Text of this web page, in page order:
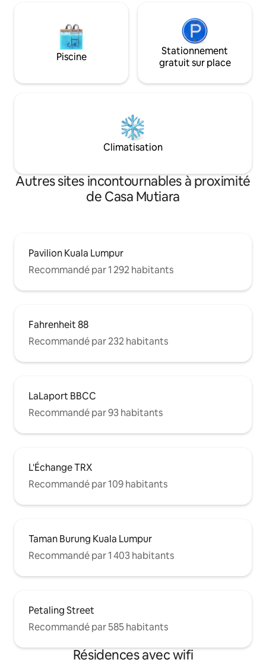
Piscine
Stationnement
gratuit sur place
Climatisation
Autres sites incontournables à proximité
de Casa Mutiara
Pavilion Kuala Lumpur
Recommandé par 1 292 habitants
Fahrenheit 88
Recommandé par 232 habitants
LaLaport BBCC
Recommandé par 93 habitants
L'Échange TRX
Recommandé par 109 habitants
Taman Burung Kuala Lumpur
Recommandé par 1 403 habitants
Petaling Street
Recommandé par 585 habitants
Résidences avec wifi